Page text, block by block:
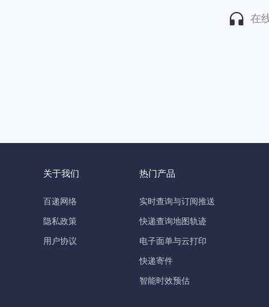
在
关于我们
百递网络
隐私政策
用户协议
热门产品
实时查询与订阅推送
快递查询地图轨迹
电子面单与云打印
快递寄件
智能时效预估